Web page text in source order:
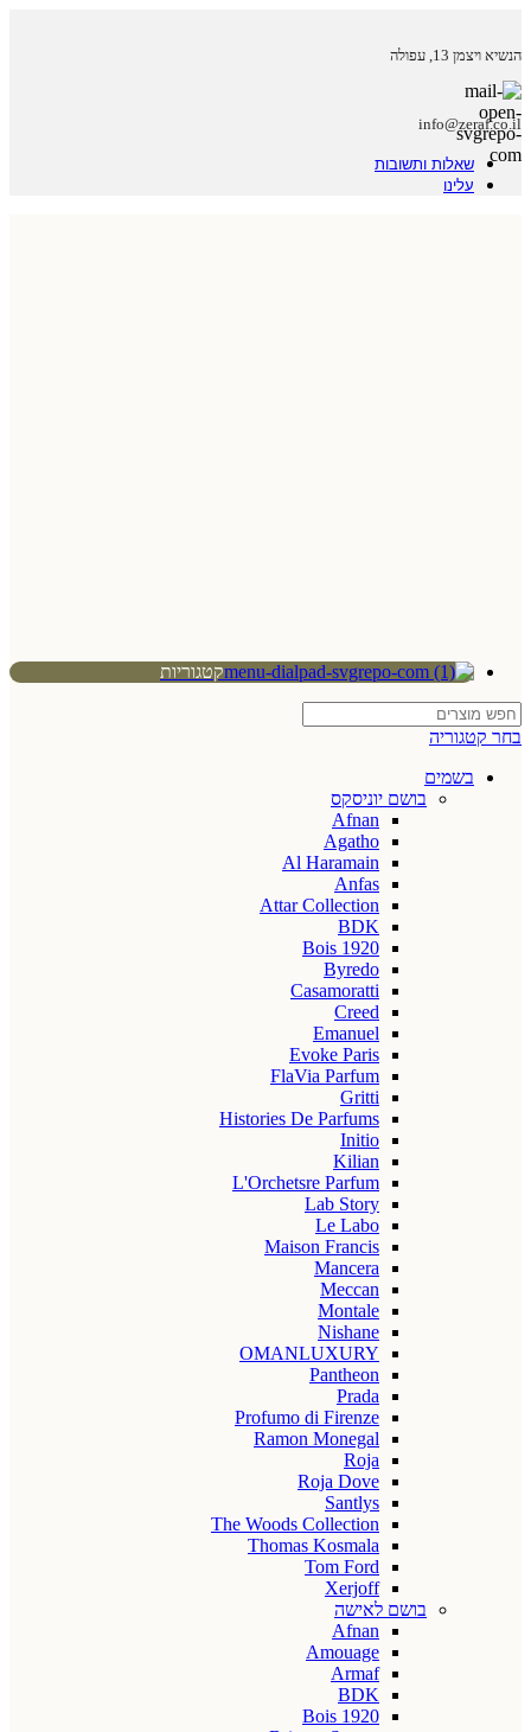
הנשיא ויצמן 13, עפולה
info@zeraf.co.il
שאלות ותשובות
עלינו
קטגוריות
בחר קטגוריה
בשמים
בושם יוניסקס
Afnan
Agatho
Al Haramain
Anfas
Attar Collection
BDK
Bois 1920
Byredo
Casamoratti
Creed
Emanuel
Evoke Paris
FlaVia Parfum
Gritti
Histories De Parfums
Initio
Kilian
L'Orchetsre Parfum
Lab Story
Le Labo
Maison Francis
Mancera
Meccan
Montale
Nishane
OMANLUXURY
Pantheon
Prada
Profumo di Firenze
Ramon Monegal
Roja
Roja Dove
Santlys
The Woods Collection
Thomas Kosmala
Tom Ford
Xerjoff
בושם לאישה
Afnan
Amouage
Armaf
BDK
Bois 1920